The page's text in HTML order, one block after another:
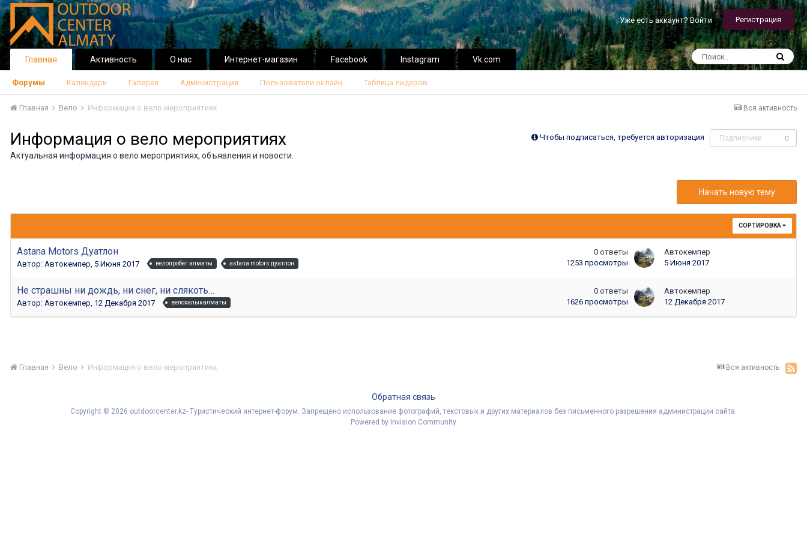
Уже есть аккаунт? Войти Регистрация
Главная
Форумы Календарь Галерея Администрация Пользователи онлайн Таблица лидеров
Активность О нас Интернет-магазин Facebook Instagram Vk.com
Вся активность
Главная Вело Информация о вело мероприятиях
Информация о вело мероприятиях Чтобы подписаться, требуется авторизация Подписчики 0
Актуальная информация о вело мероприятиях, объявления и новости.
Начать новую тему
СОРТИРОВКА
Astana Motors Дуатлон
Автор: Автокемпер, 5 Июня 2017 велопробег алматы astana motors дуатлон
0 ответы
1253 просмотры
Автокемпер
5 Июня 2017
Не страшны ни дождь, ни снег, ни слякоть…
Автор: Автокемпер, 12 Декабря 2017 велохалыкалматы
0 ответы
1626 просмотры
Автокемпер
12 Декабря 2017
Вся активность
Главная Вело Информация о вело мероприятиях
Обратная связь
Copyright © 2026 outdoorcenter.kz- Туристический интернет-форум. Запрещено использование фотографий, текстовых и других материалов без письменного разрешения администрации сайта.
Powered by Invision Community